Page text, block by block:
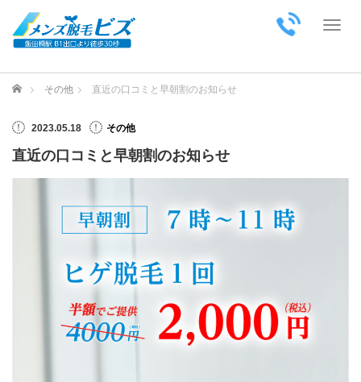
ホーム その他 直近の口コミと早朝割のお知らせ
2023.05.18 その他
直近の口コミと早朝割のお知らせ